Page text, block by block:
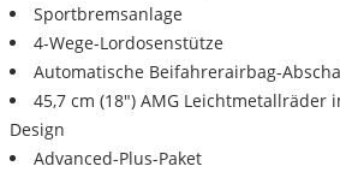
Sportbremsanlage
4-Wege-Lordosenstütze
Automatische Beifahrerairbag-
45,7 cm (18") AMG Leichtmetallräder
Design
Advanced-Plus-Paket